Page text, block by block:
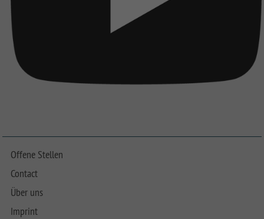
Offene Stellen
Contact
Über uns
Imprint